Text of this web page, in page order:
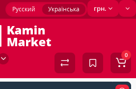
грн.
Русский Українська
0